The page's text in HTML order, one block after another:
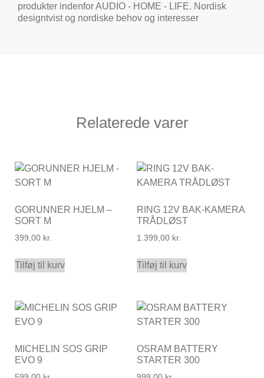
produkter indenfor AUDIO - HOME - LIFE. Nordisk
designtvist og nordiske behov og interesser
Relaterede varer
GORUNNER HJELM –
SORT M
399,00 kr.
Tilføj til kurv
RING 12V BAK-KAMERA
TRÅDLØST
1.399,00 kr.
Tilføj til kurv
MICHELIN SOS GRIP
EVO 9
OSRAM BATTERY
STARTER 300